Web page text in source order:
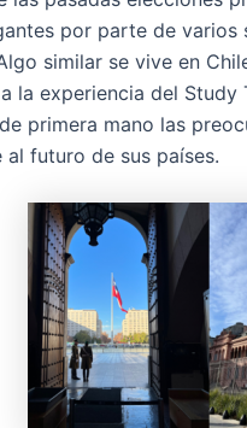
por parte de
similar se vive en
la experiencia del
primera mano las
futuro de sus países.